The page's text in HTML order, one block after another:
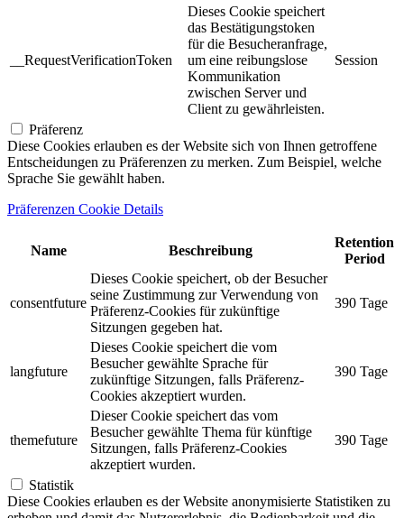
__RequestVerificationToken
Dieses Cookie speichert
das Bestätigungstoken
für die Besucheranfrage,
um eine reibungslose
Kommunikation
zwischen Server und
Client zu gewährleisten.
Session
Präferenz
Diese Cookies erlauben es der Website sich von Ihnen getroffene
Entscheidungen zu Präferenzen zu merken. Zum Beispiel, welche
Sprache Sie gewählt haben.
Präferenzen Cookie Details
Name Beschreibung
Retention
Period
consentfuture
Dieses Cookie speichert, ob der Besucher
seine Zustimmung zur Verwendung von
Präferenz-Cookies für zukünftige
Sitzungen gegeben hat.
390 Tage
langfuture
Dieses Cookie speichert die vom
Besucher gewählte Sprache für
zukünftige Sitzungen, falls Präferenz-
Cookies akzeptiert wurden.
390 Tage
themefuture
Dieser Cookie speichert das vom
Besucher gewählte Thema für künftige
Sitzungen, falls Präferenz-Cookies
akzeptiert wurden.
390 Tage
Statistik
Diese Cookies erlauben es der Website anonymisierte Statistiken zu